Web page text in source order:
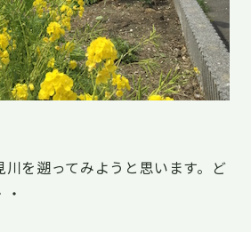
を遡ってみようと思います。ど